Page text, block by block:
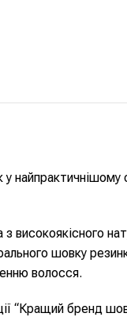
високоякісного
шовку
волосся.
“Кращий бренд